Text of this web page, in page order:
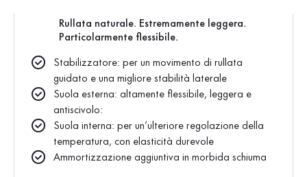
Rullata naturale. Estremamente leggera.
Particolarmente flessibile.
Stabilizzatore: per un movimento di rullata
guidato e una migliore stabilità laterale
Suola esterna: altamente flessibile, leggera e
antiscivolo:
Suola interna: per un’ulteriore regolazione della
temperatura, con elasticità durevole
Ammortizzazione aggiuntiva in morbida schiuma